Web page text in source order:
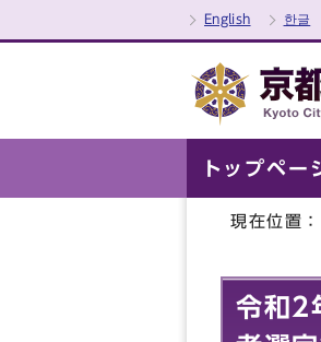
English 한글
トップペー
現在位置：
令和2